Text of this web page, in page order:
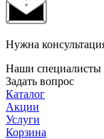
Нужна
Наши специалисты
Задать вопрос
Каталог
Акции
Услуги
Корзина